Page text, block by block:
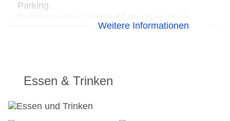
Parking
Gebühr, Sprachen: englisch
Gebäudeanzahl: 1, Etagen: 61, Zimmer: 327
Landeskategorie: 5 Sterne
Weitere Informationen
Essen & Trinken